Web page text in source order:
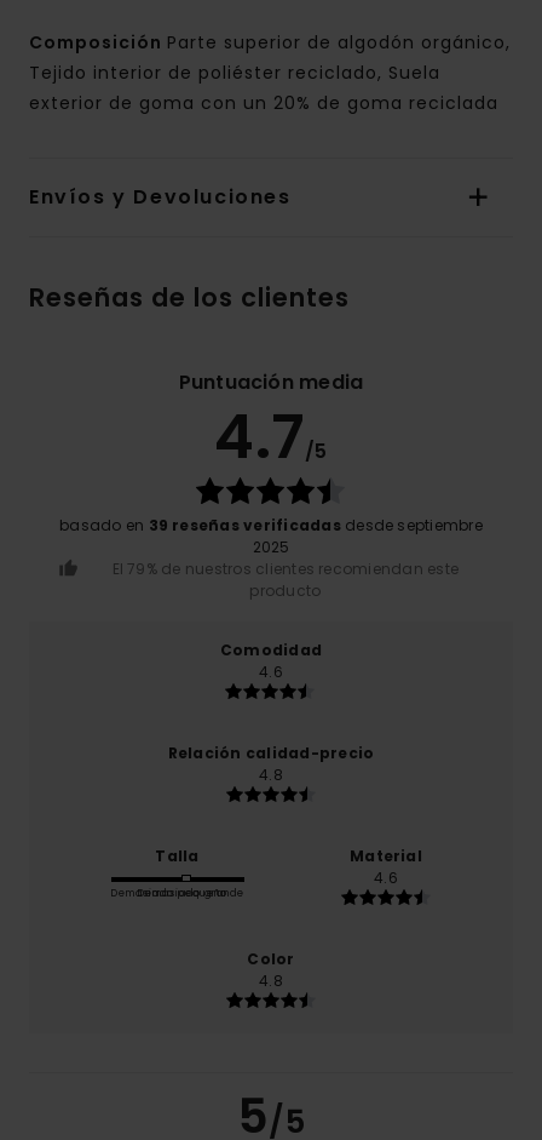
Composición Parte superior de algodón orgánico,
Tejido interior de poliéster reciclado, Suela
exterior de goma con un 20% de goma reciclada
Envíos y Devoluciones
Reseñas de los clientes
Puntuación media
4.7/5
basado en 39 reseñas verificadas desde septiembre
2025
El 79% de nuestros clientes recomiendan este
producto
Comodidad
4.6
Relación calidad-precio
4.8
Talla
Demasiado pequeño
Demasiado grande
Material
4.6
Color
4.8
5/5